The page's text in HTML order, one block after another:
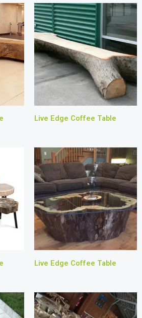
Live Edge Coffee Table
Live Edge Coffee Table